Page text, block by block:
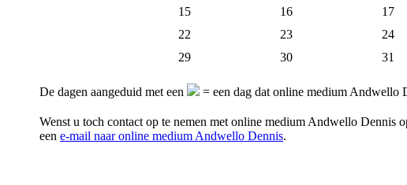
15
16 17
22
23 24
29
30 31
De dagen aangeduid met een = een dag dat online medium Andwello
Wenst u toch contact op te nemen met online medium Andwello Dennis
een e-mail naar online medium Andwello Dennis.